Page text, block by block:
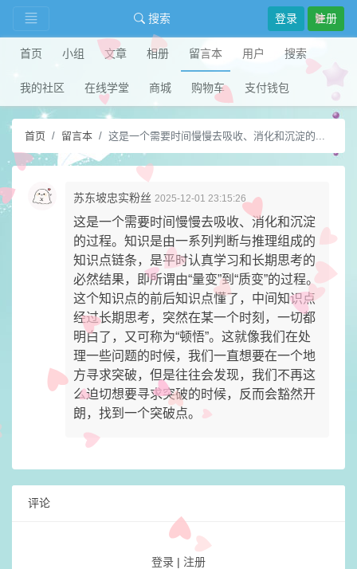
搜索 登录 注册
首页 小组 文章 相册 留言本 用户 搜索
我的社区 在线学堂 商城 购物车 支付钱包
首页 留言本 这是一个需要时间慢慢去吸收、消化和沉淀的...
苏东坡忠实粉丝 2025-12-01 23:15:26
这是一个需要时间慢慢去吸收、消化和沉淀
的过程。知识是由一系列判断与推理组成的
知识点链条，是平时认真学习和长期思考的
必然结果，即所谓由“量变”到“质变”的过程。
这个知识点的前后知识点懂了，中间知识点
经过长期思考，突然在某一个时刻，一切都
明白了，又可称为“顿悟”。​这就像我们在处
理一些问题的时候，我们一直想要在一个地
方寻求突破，但是往往会发现，我们不再这
么迫切想要寻求突破的时候，反而会豁然开
朗，找到一个突破点。
评论
登录 | 注册